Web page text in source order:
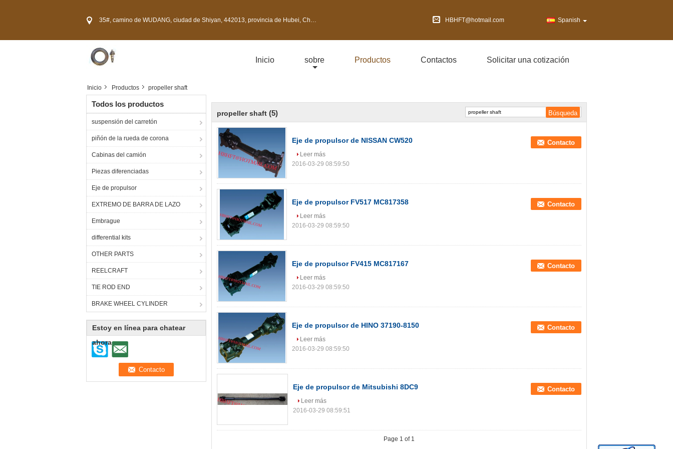
35#, camino de WUDANG, ciudad de Shiyan, 442013, provincia de Hubei, China HBHFT@hotmail.com Spanish
Inicio sobre Productos Contactos Solicitar una cotización
Inicio Productos propeller shaft
Todos los productos
suspensión del carretón
piñón de la rueda de corona
Cabinas del camión
Piezas diferenciadas
Eje de propulsor
EXTREMO DE BARRA DE LAZO
Embrague
differential kits
OTHER PARTS
REELCRAFT
TIE ROD END
BRAKE WHEEL CYLINDER
Estoy en línea para chatear
ahora
propeller shaft (5)
Eje de propulsor de NISSAN CW520 Contacto
Leer más
2016-03-29 08:59:50
Eje de propulsor FV517 MC817358 Contacto
Leer más
2016-03-29 08:59:50
Eje de propulsor FV415 MC817167 Contacto
Leer más
2016-03-29 08:59:50
Eje de propulsor de HINO 37190-8150 Contacto
Leer más
2016-03-29 08:59:50
Eje de propulsor de Mitsubishi 8DC9 Contacto
Leer más
2016-03-29 08:59:51
Page 1 of 1